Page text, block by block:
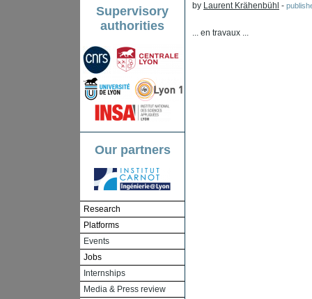
Supervisory
authorities
Our partners
Research
Platforms
Events
Jobs
Internships
Media & Press review
by Laurent Krähenbühl -
... en travaux ...